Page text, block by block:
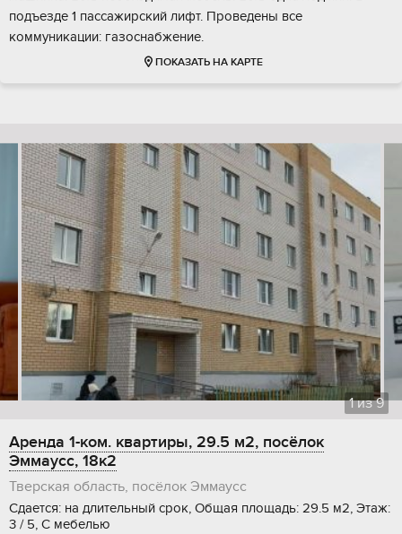
подъезде 1 пассажирский лифт. Проведены все
коммуникации: газоснабжение.
ПОКАЗАТЬ НА КАРТЕ
1из9
Аренда 1-ком. квартиры, 29.5 м2, посёлок
Эммаусс, 18к2
Тверская область, посёлок Эммаусс
Сдается: на длительный срок, Общая площадь: 29.5 м2, Этаж:
3 / 5, С мебелью